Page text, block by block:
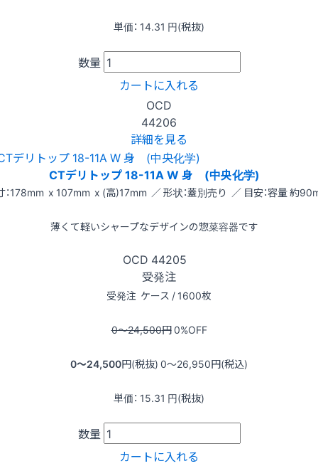
単価： 14.31 円(税抜)
数量
カートに入れる
OCD
44206
詳細を見る
CTデリトップ 18-11A W 身 (中央化学)
：178mm x 107mm x (高)17mm ／ 形状：蓋別売り ／ 目安：容量 約
薄くて軽いシャープなデザインの惣菜容器です
OCD 44205
受発注
受発注 ケース / 1600枚
0〜24,500円0%OFF
0〜24,500円(税抜) 0〜26,950円(税込)
単価： 15.31 円(税抜)
数量
カートに入れる